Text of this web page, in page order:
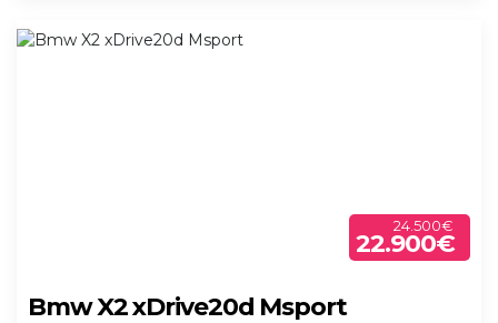
24.500€
22.900€
Bmw X2 xDrive20d Msport